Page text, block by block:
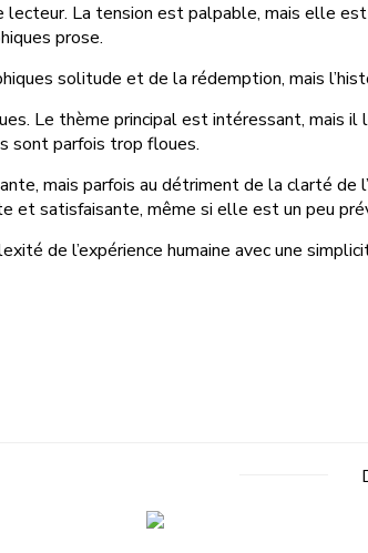
La tension est palpable, mais elle
prose.
solitude et de la rédemption, mais
Le thème principal est intéressant, mais
sont parfois trop floues.
mais parfois au détriment de la clarté de
et satisfaisante, même si elle est un peu
de l’expérience humaine avec une